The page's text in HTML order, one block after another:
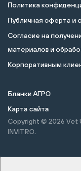
Политика
Публичная оферта и
Cогласие на
материалов и
Корпоративным
Бланки АГРО
Карта сайта
Copyright © 2026 Vet
INVITRO.